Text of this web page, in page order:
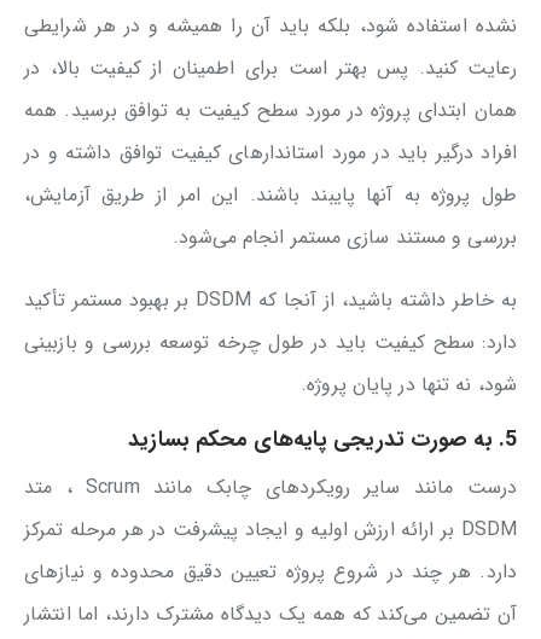
نشده استفاده شود، بلکه باید آن را همیشه و در هر شرایطی
رعایت کنید. پس بهتر است برای اطمینان از کیفیت بالا، در
همان ابتدای پروژه در مورد سطح کیفیت به توافق برسید. همه
افراد درگیر باید در مورد استاندارهای کیفیت توافق داشته و در
طول پروژه به آنها پایبند باشند. این امر از طریق آزمایش،
بررسی و مستند سازی مستمر انجام می‌شود.
به خاطر داشته باشید، از آنجا که DSDM بر بهبود مستمر تأکید
دارد: سطح کیفیت باید در طول چرخه توسعه بررسی و بازبینی
شود، نه تنها در پایان پروژه.
5. به صورت تدریجی پایه‌های محکم بسازید
درست مانند سایر رویکردهای چابک مانند Scrum ، متد
DSDM بر ارائه ارزش اولیه و ایجاد پیشرفت در هر مرحله تمرکز
دارد. هر چند در شروع پروژه تعیین دقیق محدوده و نیازهای
آن تضمین می‌کند که همه یک دیدگاه مشترک دارند، اما انتشار